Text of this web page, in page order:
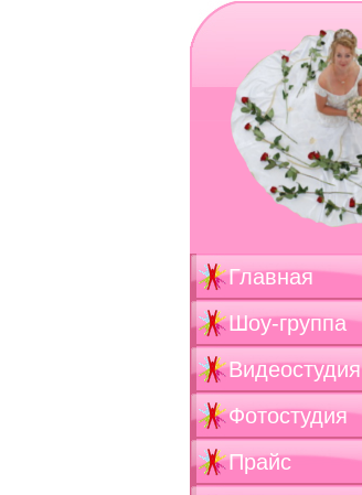
Главная
Шоу-группа
Видеостудия
Фотостудия
Прайс